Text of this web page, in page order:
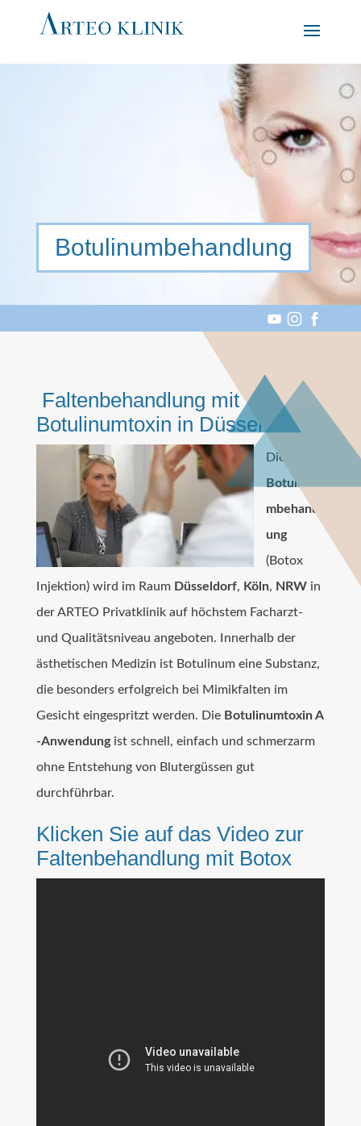
Botulinumbehandlung
Faltenbehandlung mit
Botulinumtoxin in Düsseldorf
Die
Botulinu
mbehandl
ung
(Botox
Injektion) wird im Raum Düsseldorf, Köln, NRWin
der ARTEO Privatklinik auf höchstem Facharzt-
und Qualitätsniveau angeboten. Innerhalb der
ästhetischen Medizin ist Botulinum eine Substanz,
die besonders erfolgreich bei Mimikfalten im
Gesicht eingespritzt werden. Die Botulinumtoxin A
-Anwendungist schnell, einfach und schmerzarm
ohne Entstehung von Blutergüssen gut
durchführbar.
Klicken Sie auf das Video zur
Faltenbehandlung mit Botox